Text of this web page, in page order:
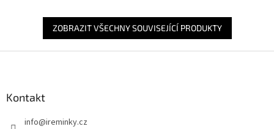
ZOBRAZIT VŠECHNY SOUVISEJÍCÍ PRODUKTY
Kontakt
info@ireminky.cz